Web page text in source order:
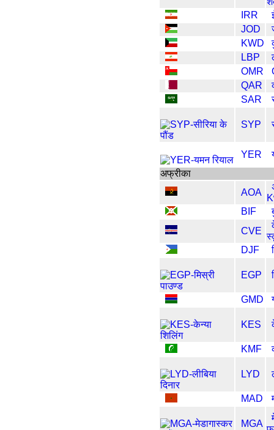
IRR
JOD
KWD
LBP
OMR
QAR
SAR
SYP
YER
अफ्रीका
AOA
BIF
CVE
DJF
EGP
GMD
KES
KMF
LYD
MAD
MGA